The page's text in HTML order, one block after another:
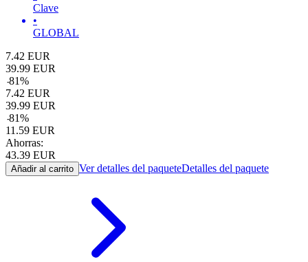
Clave
•
GLOBAL
7.42 EUR
39.99 EUR
-81%
7.42 EUR
39.99 EUR
-81%
11.59 EUR
Ahorras:
43.39 EUR
Añadir al carrito Ver detalles del paqueteDetalles del paquete